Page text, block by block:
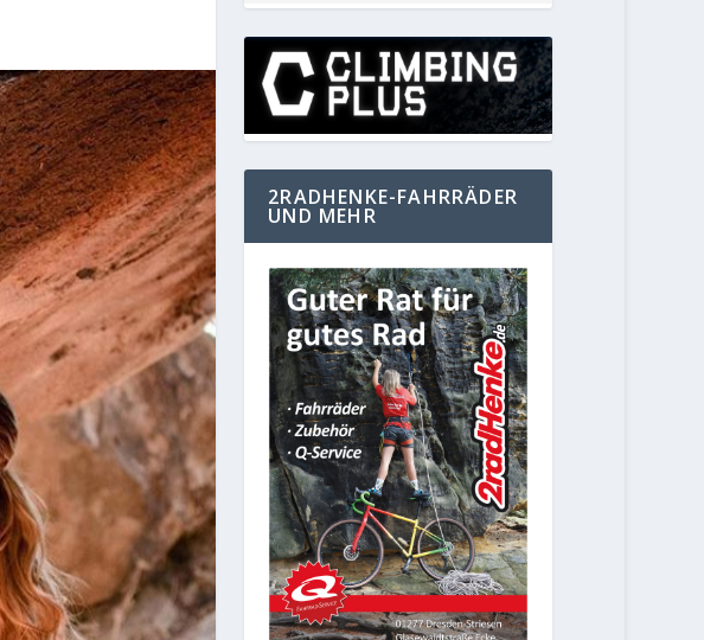
2RADHENKE-FAHRRÄDER
UND MEHR